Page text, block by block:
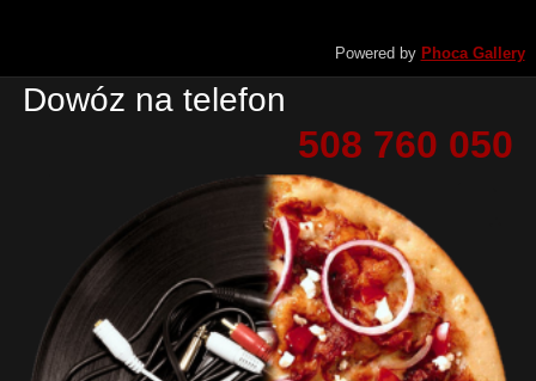
Powered by Phoca Gallery
Dowóz na telefon
508 760 050